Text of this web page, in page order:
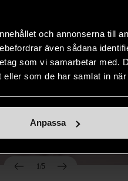
och annonserna till
även sådana
som vi samarbetar med.
som de har samlat in
Anpassa
1/5